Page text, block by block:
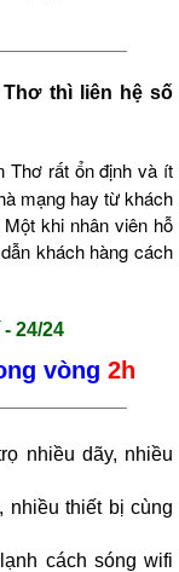
Thơthì liên hệ số
Thơ rất ổn định và ít
mạng hay từ khách
khi nhân viên hỗ
khách hàng cách
24/24
vòng 2h
nhiều dãy, nhiều
thiết bị cùng
cách sóng wifi